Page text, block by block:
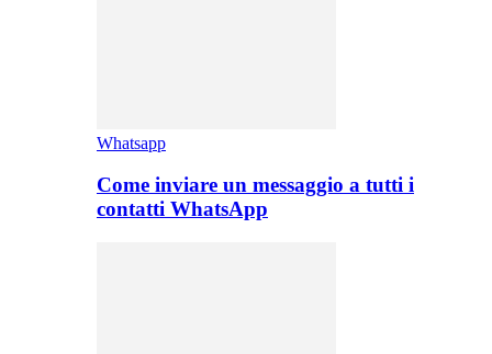
Whatsapp
Come inviare un messaggio a tutti i
contatti WhatsApp